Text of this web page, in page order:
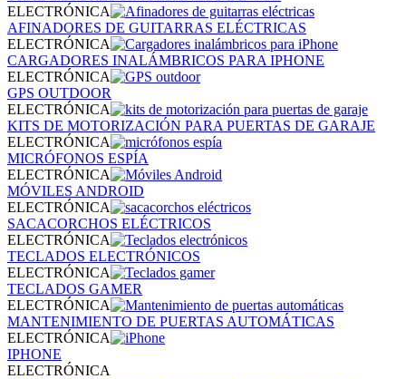
ELECTRÓNICA
AFINADORES DE GUITARRAS ELÉCTRICAS
ELECTRÓNICA
CARGADORES INALÁMBRICOS PARA IPHONE
ELECTRÓNICA
GPS OUTDOOR
ELECTRÓNICA
KITS DE MOTORIZACIÓN PARA PUERTAS DE GARAJE
ELECTRÓNICA
MICRÓFONOS ESPÍA
ELECTRÓNICA
MÓVILES ANDROID
ELECTRÓNICA
SACACORCHOS ELÉCTRICOS
ELECTRÓNICA
TECLADOS ELECTRÓNICOS
ELECTRÓNICA
TECLADOS GAMER
ELECTRÓNICA
MANTENIMIENTO DE PUERTAS AUTOMÁTICAS
ELECTRÓNICA
IPHONE
ELECTRÓNICA